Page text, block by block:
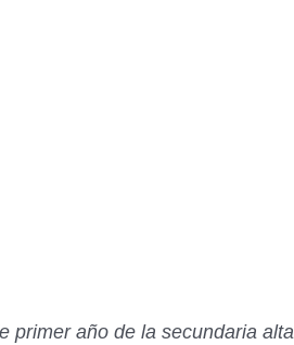
primer año de la secundaria alta